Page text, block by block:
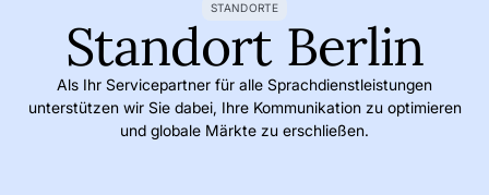
STANDORTE
Standort Berlin
Als Ihr Servicepartner für alle Sprachdienstleistungen
unterstützen wir Sie dabei, Ihre Kommunikation zu optimieren
und globale Märkte zu erschließen.